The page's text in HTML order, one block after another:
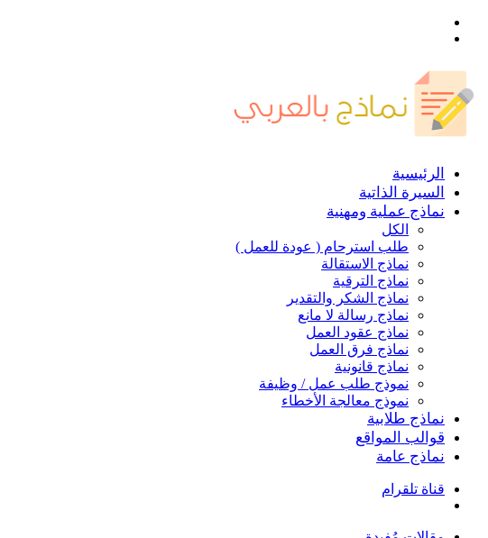
الرئيسية
السيرة الذاتية
نماذج عملية ومهنية
الكل
طلب استرحام ( عودة للعمل )
نماذج الاستقالة
نماذج الترقية
نماذج الشكر والتقدير
نماذج رسالة لا مانع
نماذج عقود العمل
نماذج فرق العمل
نماذج قانونية
نموذج طلب عمل / وظيفة
نموذج معالجة الأخطاء
نماذج طلابية
قوالب المواقع
نماذج عامة
قناة تلقرام